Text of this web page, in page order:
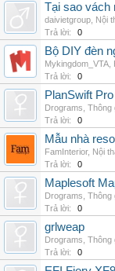
Tại sao vách
daivietgroup Nội
Trả lời:
0
Bộ DIY đèn
Mykingdom_VTA
Trả lời:
0
PlanSwift
Drograms Thông
Trả lời:
0
Mẫu nhà
FamInterior, Nội
Trả lời:
0
Maplesoft
Drograms Thông
Trả lời:
0
grlweap
Drograms Thông
Trả lời:
0